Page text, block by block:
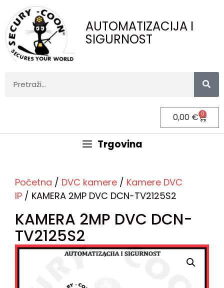
AUTOMATIZACIJA I
SIGURNOST
0,00 € 0
Trgovina
Početna / DVC kamere / Kamere DVC
IP / KAMERA 2MP DVC DCN-TV2125S2
KAMERA 2MP DVC DCN-
TV2125S2